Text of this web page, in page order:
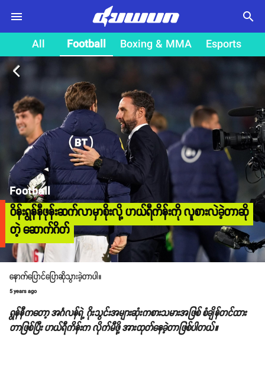
search
All Football Boxing & MMA Esports
arrow_back_ios
Football
ဝိန်းရွန်နီဖုန်းဆက်လာမှာစိုးလို့ ဟယ်ရီကိန်းကို လူစားလဲခဲ့တာဆို
တဲ့ ဆောက်ဂိတ်
နောက်ပြောင်ပြောဆိုသွားခဲ့တာပါ။
5 years ago
ရွန်နီကတော့ အင်္ဂလန်ရဲ့ ဂိုးသွင်းအများဆုံးကစားသမားအဖြစ် စံချိန်တင်ထား
တာဖြစ်ပြီး ဟယ်ရီကိန်းက လိုက်မီဖို့ အားထုတ်နေခဲ့တာဖြစ်ပါတယ်။